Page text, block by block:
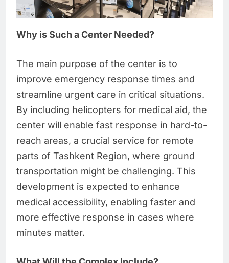
Why is Such a Center Needed?
The main purpose of the center is to
improve emergency response times and
streamline urgent care in critical situations.
By including helicopters for medical aid, the
center will enable fast response in hard-to-
reach areas, a crucial service for remote
parts of Tashkent Region, where ground
transportation might be challenging. This
development is expected to enhance
medical accessibility, enabling faster and
more effective response in cases where
minutes matter.